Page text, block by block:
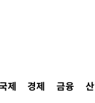
제 경제 금융
0.6% 나스닥